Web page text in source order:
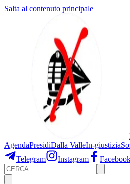
Salta al contenuto principale
AgendaPresidiDalla ValleIn-giustizia
Telegram
Instagram